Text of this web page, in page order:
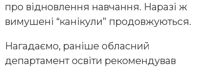
про відновлення навчання. Наразі ж
вимушені “канікули” продовжуються.
Нагадаємо, раніше обласний
департамент освіти рекомендував